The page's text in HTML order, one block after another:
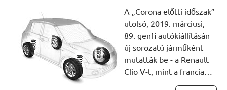
A „Corona előtti időszak”
utolsó, 2019. márciusi,
89. genfi ​​autókiállításán
új sorozatú járműként
mutatták be - a Renault
Clio V-t, mint a francia…